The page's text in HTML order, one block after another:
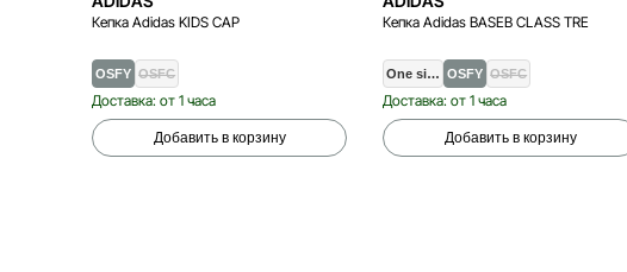
Кепка Adidas KIDS CAP
OSFY OSFC
Доставка: от 1 часа
Добавить в корзину
Кепка Adidas BASEB CLASS TRE
One si… OSFY OSFC
Доставка: от 1 часа
Добавить в корзину